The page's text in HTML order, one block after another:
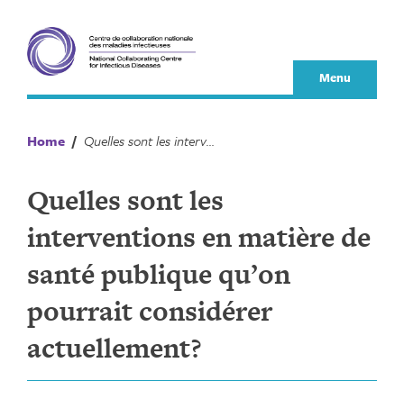
content
Menu
Home / Quelles sont les interventions en matière de santé publique qu’on pourrait considérer actuellement?
Quelles sont les
interventions en matière de
santé publique qu’on
pourrait considérer
actuellement?